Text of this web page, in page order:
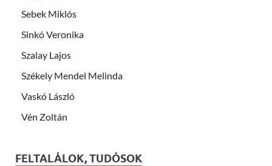
Sebek Miklós
Sinkó Veronika
Szalay Lajos
Székely Mendel Melinda
Vaskó László
Vén Zoltán
FELTALÁLOK, TUDÓSOK